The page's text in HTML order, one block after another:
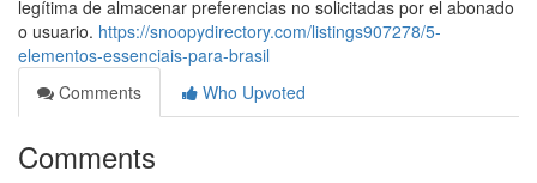
legítima de almacenar preferencias no solicitadas por el abonado
o usuario. https://snoopydirectory.com/listings907278/5-
elementos-essenciais-para-brasil
Comments
Who Upvoted
Comments